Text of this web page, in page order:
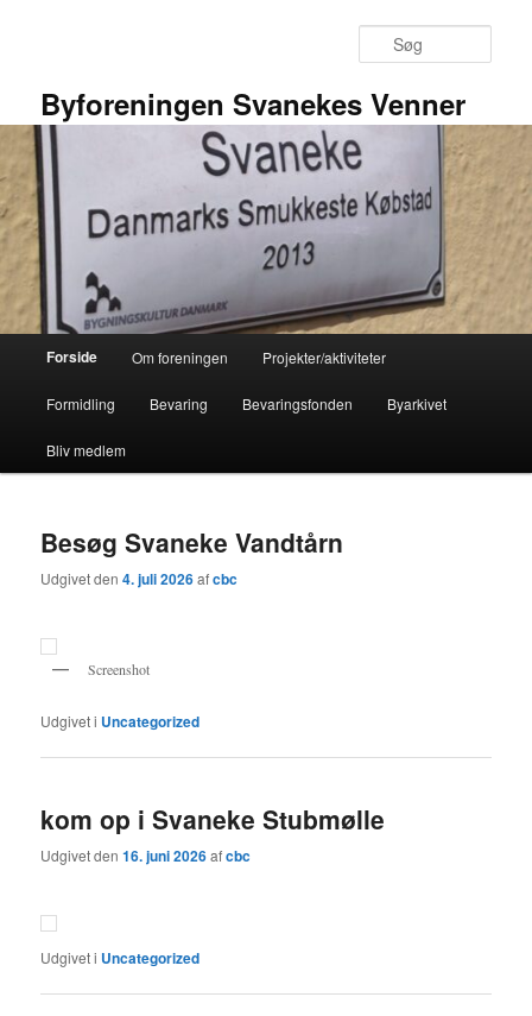
Byforeningen Svanekes Venner
Hovedmenu
Forside Om foreningen Projekter/aktiviteter
Formidling Bevaring Bevaringsfonden Byarkivet
Bliv medlem
Besøg Svaneke Vandtårn
Udgivet den4. juli 2026afcbc
Screenshot
Udgivet i Uncategorized
kom op i Svaneke Stubmølle
Udgivet den16. juni 2026afcbc
Udgivet i Uncategorized